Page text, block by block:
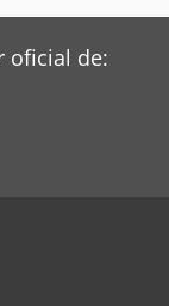
oficial de: